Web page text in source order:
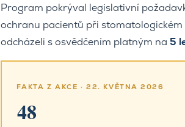
Program pokrýval legislativní
ochranu pacientů při
odcházeli s osvědčením platným na 5
FAKTA Z AKCE · 22. KVĚTNA 2026
48